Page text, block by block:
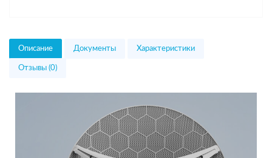
Описание Документы Характеристики
Отзывы (0)